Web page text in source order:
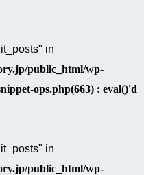
in
public_html/wp-
ops.php(663) : eval()'d
in
public_html/wp-